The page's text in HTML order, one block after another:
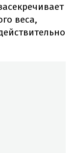
веса,